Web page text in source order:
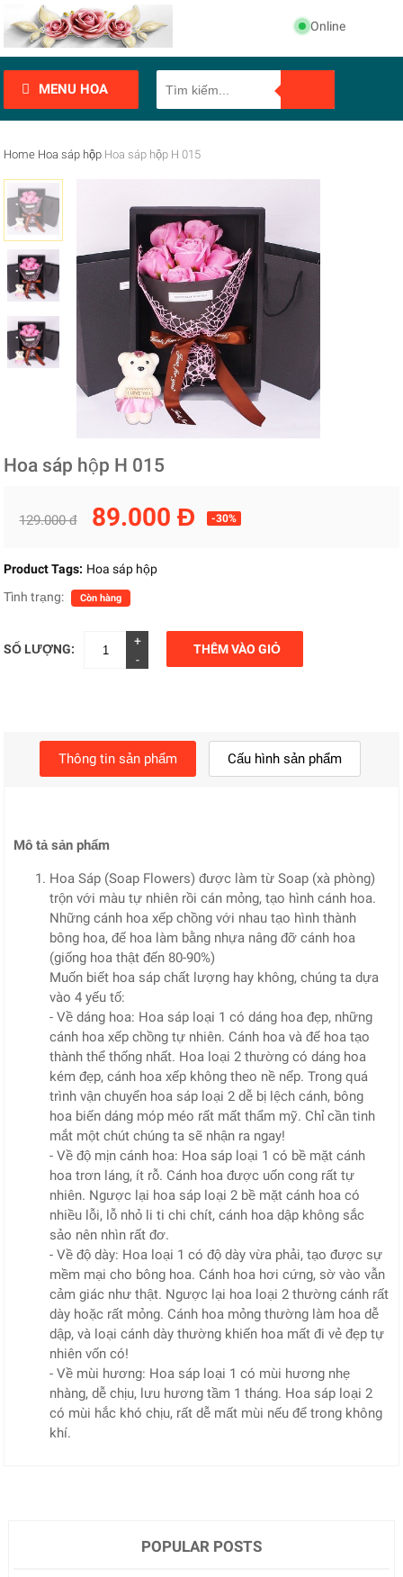
Online
MENU HOA
Home Hoa sáp hộp Hoa sáp hộp H 015
Hoa sáp hộp H 015
129.000 đ 89.000 Đ -30%
Product Tags: Hoa sáp hộp
Tình trạng:
Còn hàng
SỐ LƯỢNG:
+
-
THÊM VÀO GIỎ
Thông tin sản phẩm Cấu hình sản phẩm
Mô tả sản phẩm
Hoa Sáp (Soap Flowers) được làm từ Soap (xà phòng)
trộn với màu tự nhiên rồi cán mỏng, tạo hình cánh hoa.
Những cánh hoa xếp chồng với nhau tạo hình thành
bông hoa, đế hoa làm bằng nhựa nâng đỡ cánh hoa
(giống hoa thật đến 80-90%)
Muốn biết hoa sáp chất lượng hay không, chúng ta dựa
vào 4 yếu tố:
- Về dáng hoa: Hoa sáp loại 1 có dáng hoa đẹp, những
cánh hoa xếp chồng tự nhiên. Cánh hoa và đế hoa tạo
thành thể thống nhất. Hoa loại 2 thường có dáng hoa
kém đẹp, cánh hoa xếp không theo nề nếp. Trong quá
trình vận chuyển hoa sáp loại 2 dễ bị lệch cánh, bông
hoa biến dáng móp méo rất mất thẩm mỹ. Chỉ cần tinh
mắt một chút chúng ta sẽ nhận ra ngay!
- Về độ mịn cánh hoa: Hoa sáp loại 1 có bề mặt cánh
hoa trơn láng, ít rỗ. Cánh hoa được uốn cong rất tự
nhiên. Ngược lại hoa sáp loại 2 bề mặt cánh hoa có
nhiều lỗi, lỗ nhỏ li ti chi chít, cánh hoa dập không sắc
sảo nên nhìn rất đơ.
- Về độ dày: Hoa loại 1 có độ dày vừa phải, tạo được sự
mềm mại cho bông hoa. Cánh hoa hơi cứng, sờ vào vẫn
cảm giác như thật. Ngược lại hoa loại 2 thường cánh rất
dày hoặc rất mỏng. Cánh hoa mỏng thường làm hoa dễ
dập, và loại cánh dày thường khiến hoa mất đi vẻ đẹp tự
nhiên vốn có!
- Về mùi hương: Hoa sáp loại 1 có mùi hương nhẹ
nhàng, dễ chịu, lưu hương tầm 1 tháng. Hoa sáp loại 2
có mùi hắc khó chịu, rất dễ mất mùi nếu để trong không
khí.
POPULAR POSTS